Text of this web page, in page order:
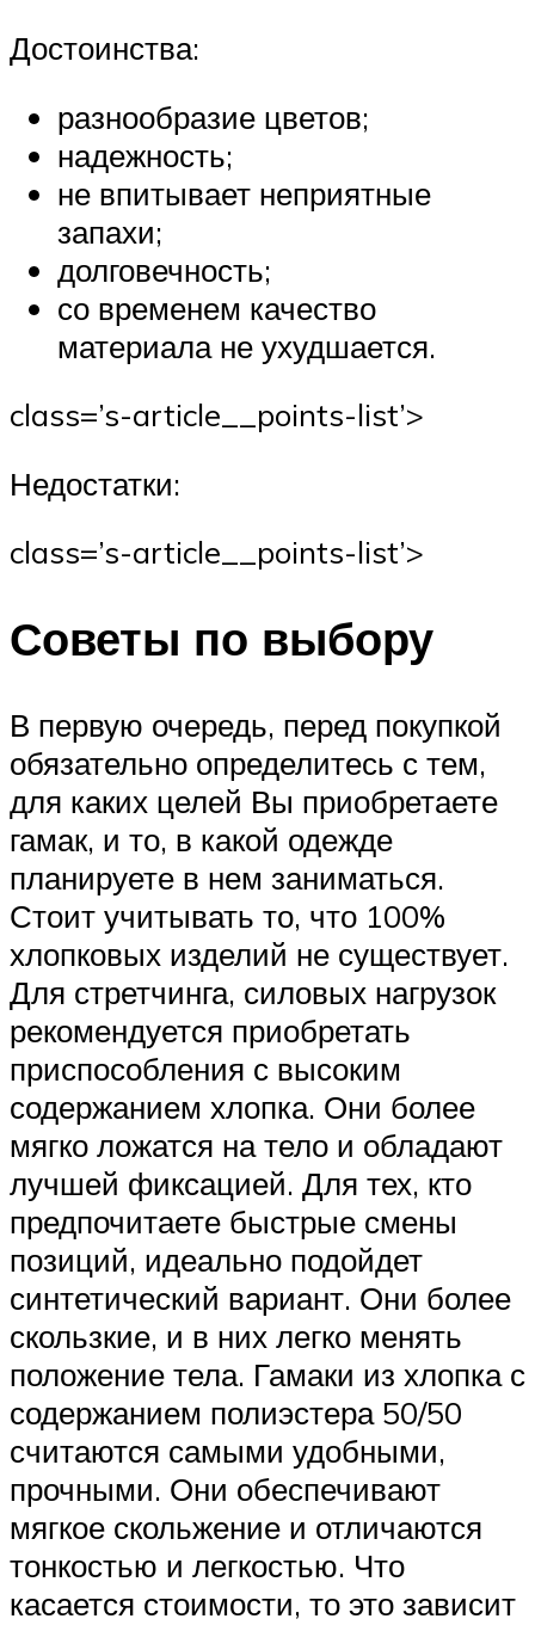
Достоинства:
разнообразие цветов;
надежность;
не впитывает неприятные
запахи;
долговечность;
со временем качество
материала не ухудшается.
class=’s-article__points-list’>
Недостатки:
class=’s-article__points-list’>
Советы по выбору
В первую очередь, перед покупкой
обязательно определитесь с тем,
для каких целей Вы приобретаете
гамак, и то, в какой одежде
планируете в нем заниматься.
Стоит учитывать то, что 100%
хлопковых изделий не существует.
Для стретчинга, силовых нагрузок
рекомендуется приобретать
приспособления с высоким
содержанием хлопка. Они более
мягко ложатся на тело и обладают
лучшей фиксацией. Для тех, кто
предпочитаете быстрые смены
позиций, идеально подойдет
синтетический вариант. Они более
скользкие, и в них легко менять
положение тела. Гамаки из хлопка с
содержанием полиэстера 50/50
считаются самыми удобными,
прочными. Они обеспечивают
мягкое скольжение и отличаются
тонкостью и легкостью. Что
касается стоимости, то это зависит